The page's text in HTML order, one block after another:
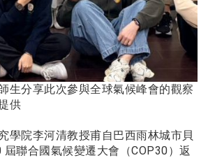
生分享此次參與全球氣候峰會的觀察
供
學院李河清教授甫自巴西雨林城市貝
聯合國氣候變遷大會（COP30）返